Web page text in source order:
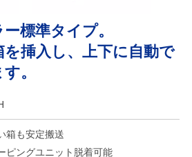
標準タイプ。
挿入し、上下に自動で
。
箱も安定搬送
ピングユニット脱着可能